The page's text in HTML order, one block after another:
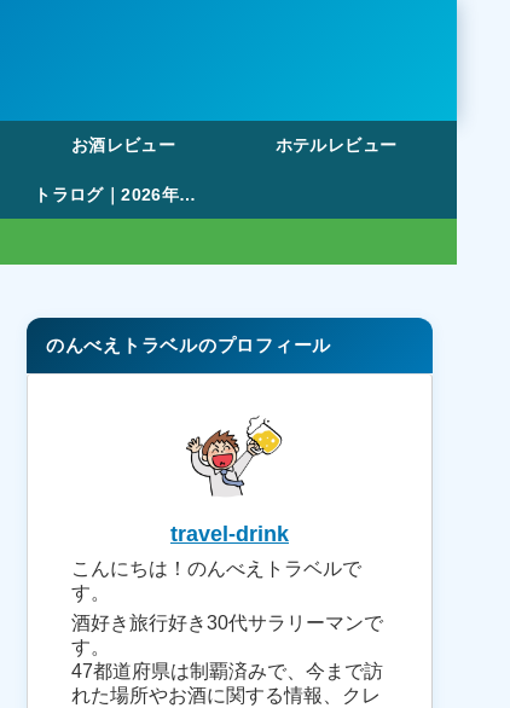
お酒レビュー ホテルレビュー
トラログ｜2026年版も作成可能！47都道府県塗りつぶしマップ・旅行記録ツール
のんべえトラベルのプロフィール
travel-drink
こんにちは！のんべえトラベルで
す。
酒好き旅行好き30代サラリーマンで
す。
47都道府県は制覇済みで、今まで訪
れた場所やお酒に関する情報、クレ